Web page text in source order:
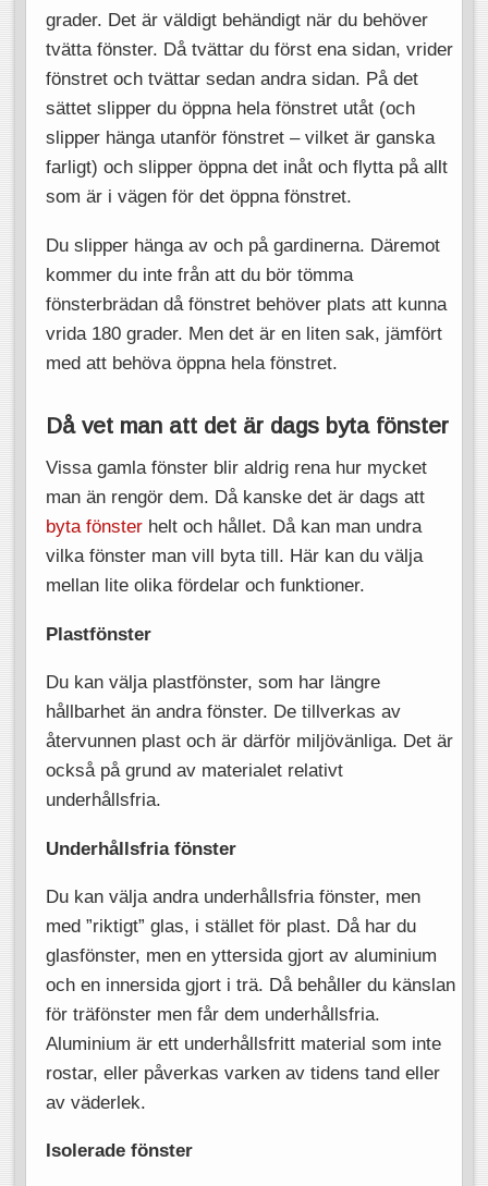
grader. Det är väldigt behändigt när du behöver
tvätta fönster. Då tvättar du först ena sidan, vrider
fönstret och tvättar sedan andra sidan. På det
sättet slipper du öppna hela fönstret utåt (och
slipper hänga utanför fönstret – vilket är ganska
farligt) och slipper öppna det inåt och flytta på allt
som är i vägen för det öppna fönstret.
Du slipper hänga av och på gardinerna. Däremot
kommer du inte från att du bör tömma
fönsterbrädan då fönstret behöver plats att kunna
vrida 180 grader. Men det är en liten sak, jämfört
med att behöva öppna hela fönstret.
Då vet man att det är dags byta fönster
Vissa gamla fönster blir aldrig rena hur mycket
man än rengör dem. Då kanske det är dags att
byta fönsterhelt och hållet. Då kan man undra
vilka fönster man vill byta till. Här kan du välja
mellan lite olika fördelar och funktioner.
Plastfönster
Du kan välja plastfönster, som har längre
hållbarhet än andra fönster. De tillverkas av
återvunnen plast och är därför miljövänliga. Det är
också på grund av materialet relativt
underhållsfria.
Underhållsfria fönster
Du kan välja andra underhållsfria fönster, men
med ”riktigt” glas, i stället för plast. Då har du
glasfönster, men en yttersida gjort av aluminium
och en innersida gjort i trä. Då behåller du känslan
för träfönster men får dem underhållsfria.
Aluminium är ett underhållsfritt material som inte
rostar, eller påverkas varken av tidens tand eller
av väderlek.
Isolerade fönster